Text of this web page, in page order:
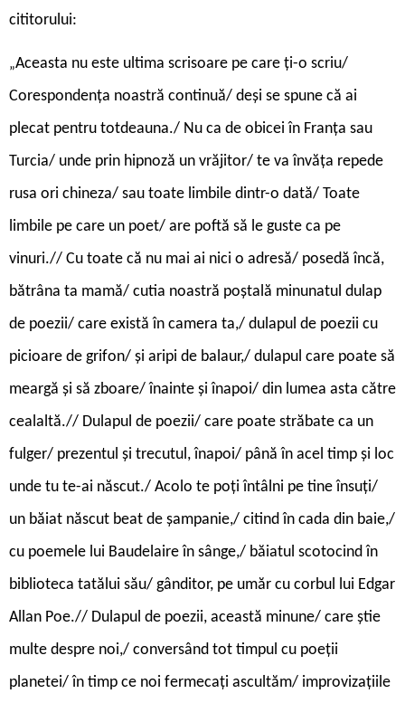
cititorului:
„Aceasta nu este ultima scrisoare pe care ți-o scriu/
Corespondența noastră continuă/ deși se spune că ai
plecat pentru totdeauna./ Nu ca de obicei în Franța sau
Turcia/ unde prin hipnoză un vrăjitor/ te va învăța repede
rusa ori chineza/ sau toate limbile dintr-o dată/ Toate
limbile pe care un poet/ are poftă să le guste ca pe
vinuri.// Cu toate că nu mai ai nici o adresă/ posedă încă,
bătrâna ta mamă/ cutia noastră poștală minunatul dulap
de poezii/ care există în camera ta,/ dulapul de poezii cu
picioare de grifon/ și aripi de balaur,/ dulapul care poate să
meargă și să zboare/ înainte și înapoi/ din lumea asta către
cealaltă.// Dulapul de poezii/ care poate străbate ca un
fulger/ prezentul și trecutul, înapoi/ până în acel timp și loc
unde tu te-ai născut./ Acolo te poți întâlni pe tine însuți/
un băiat născut beat de șampanie,/ citind în cada din baie,/
cu poemele lui Baudelaire în sânge,/ băiatul scotocind în
biblioteca tatălui său/ gânditor, pe umăr cu corbul lui Edgar
Allan Poe.// Dulapul de poezii, această minune/ care știe
multe despre noi,/ conversând tot timpul cu poeții
planetei/ în timp ce noi fermecați ascultăm/ improvizațiile